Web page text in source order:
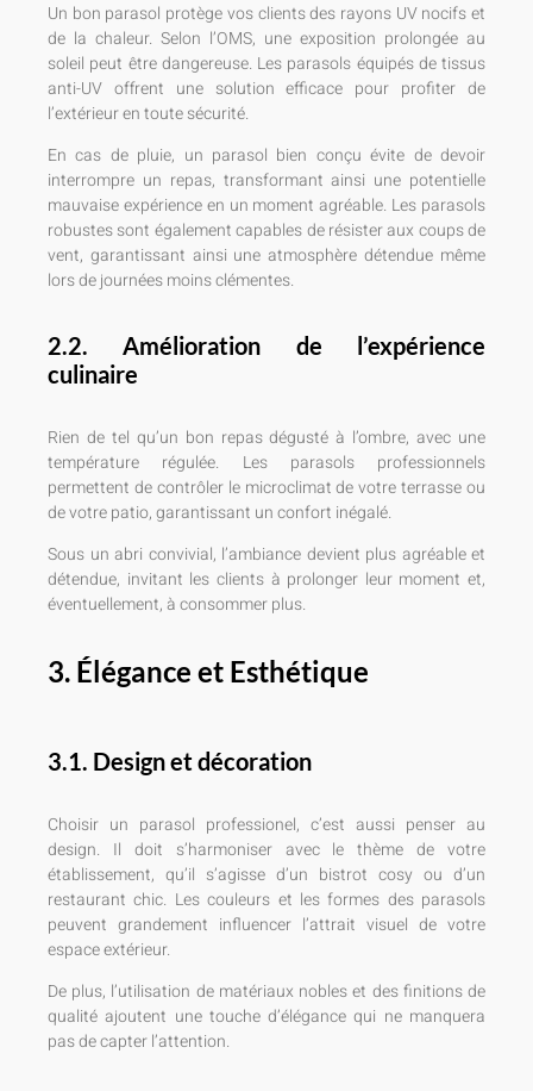
Un bon parasol protège vos clients des rayons UV nocifs et
de la chaleur. Selon l’OMS, une exposition prolongée au
soleil peut être dangereuse. Les parasols équipés de tissus
anti-UV offrent une solution efficace pour profiter de
l’extérieur en toute sécurité.
En cas de pluie, un parasol bien conçu évite de devoir
interrompre un repas, transformant ainsi une potentielle
mauvaise expérience en un moment agréable. Les parasols
robustes sont également capables de résister aux coups de
vent, garantissant ainsi une atmosphère détendue même
lors de journées moins clémentes.
2.2. Amélioration de l’expérience
culinaire
Rien de tel qu’un bon repas dégusté à l’ombre, avec une
température régulée. Les parasols professionnels
permettent de contrôler le microclimat de votre terrasse ou
de votre patio, garantissant un confort inégalé.
Sous un abri convivial, l’ambiance devient plus agréable et
détendue, invitant les clients à prolonger leur moment et,
éventuellement, à consommer plus.
3. Élégance et Esthétique
3.1. Design et décoration
Choisir un parasol professionel, c’est aussi penser au
design. Il doit s’harmoniser avec le thème de votre
établissement, qu’il s’agisse d’un bistrot cosy ou d’un
restaurant chic. Les couleurs et les formes des parasols
peuvent grandement influencer l’attrait visuel de votre
espace extérieur.
De plus, l’utilisation de matériaux nobles et des finitions de
qualité ajoutent une touche d’élégance qui ne manquera
pas de capter l’attention.